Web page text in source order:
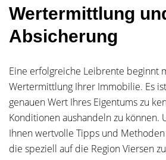
Wertermittlung
Absicherung
Eine erfolgreiche Leibrente beginnt
Wertermittlung Ihrer Immobilie. Es
genauen Wert Ihres Eigentums zu
Konditionen aushandeln zu können.
Ihnen wertvolle Tipps und
die speziell auf die Region Viersen